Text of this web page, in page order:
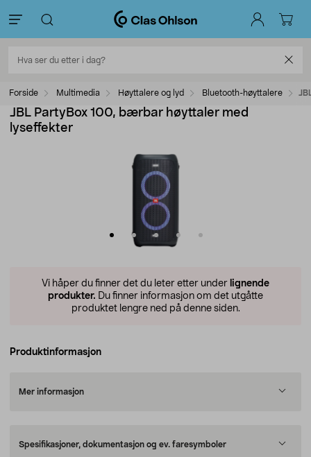
Forside Multimedia Høyttalere og lyd Bluetooth-høyttalere
JBL PartyBox 100, bærbar høyttaler med
lyseffekter
Vi håper du finner det du leter etter under lignende
produkter. Du finner informasjon om det utgåtte
produktet lengre ned på denne siden.
Produktinformasjon
Mer informasjon
Spesifikasjoner, dokumentasjon og ev. faresymboler